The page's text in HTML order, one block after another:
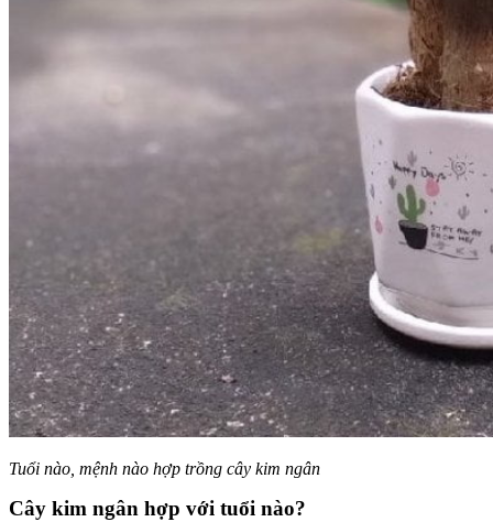
Tuổi nào, mệnh nào hợp trồng cây kim ngân
Cây kim ngân hợp với tuổi nào?